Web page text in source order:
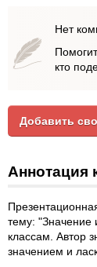
Нет
кто
Добавить
Аннотация
тему:
классам. Автор
значением и